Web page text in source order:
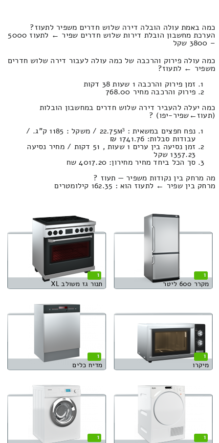
כמה באמת עולה הובלה דירה שלוש חדרים משפיר לתעוז?
הערכת מחשבון הובלת דירות שלוש חדרים שפיר ← לתעוז 5000
– 3800 שקל
כמה עולה פירוק והרכבה של כמה עולה לעבור דירה שלוש חדרים
משפיר ← לתעוז?
זמן פירוק והרכבה 1 שעות 38 דקות
פירוק והרכבה מחיר 768.00
כמה יעלה להעביר דירה שלוש חדרים במחשבון הובלות
(תעוז‎←‏שפיר-יפו) ?
נפח חפצים במשאית : 22.75м³ / משקל : 1185 ק”ג. /
עבודות סבלות: 1741.76 ₪
זמן נסיעה בין ערים 1 שעות , 51 דקות / מחיר נסיעה
1357.23 שקל
סך הכל ביחד מחיר מחירון: 4017.20 שח
מה מרחק בין נקודות משפיר — תעוז ?
מרחק בין שפיר ← לתעוז הוא : 162.35 קילומטרים
1
מקרר 600 ליטר
1
תנור גז משולב XL
1
מיקרו
1
מדיח כלים
1
1